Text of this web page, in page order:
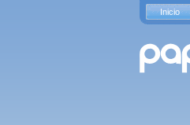
Inicio